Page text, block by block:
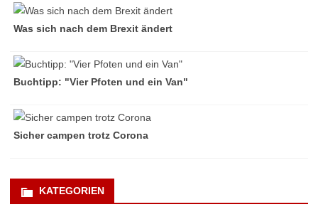
Was sich nach dem Brexit ändert
Buchtipp: "Vier Pfoten und ein Van"
Sicher campen trotz Corona
KATEGORIEN